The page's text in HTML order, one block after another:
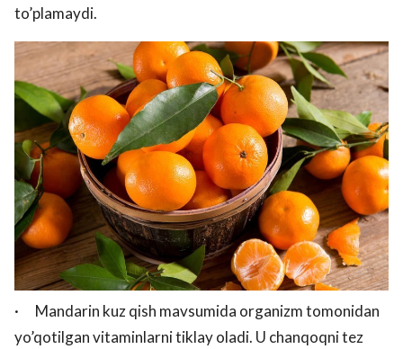
to’plamaydi.
· Mandarin kuz qish mavsumida organizm tomonidan
yo’qotilgan vitaminlarni tiklay oladi. U chanqoqni tez